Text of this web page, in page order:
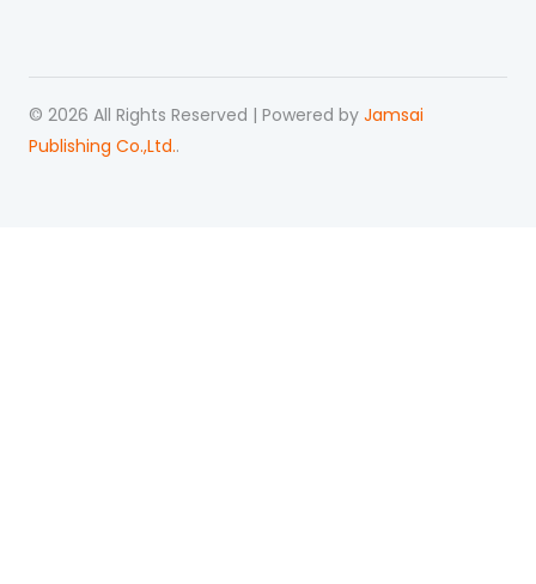
© 2026 All Rights Reserved | Powered by Jamsai
Publishing Co.,Ltd..